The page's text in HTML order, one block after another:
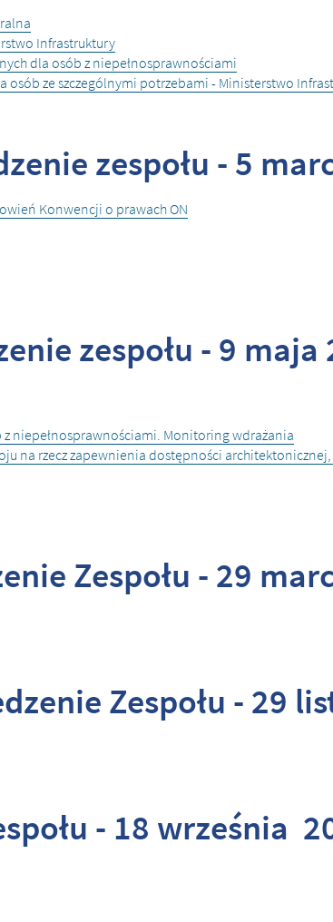
Infrastruktury
dla osób z niepełnosprawnościami
ze szczególnymi potrzebami - Ministerstwo
zespołu - 5
Konwencji o prawach ON
zespołu - 9 maja
niepełnosprawnościami. Monitoring wdrażania
na rzecz zapewnienia dostępności
Zespołu - 29
Zespołu - 29
- 18 września